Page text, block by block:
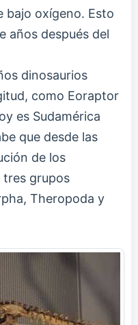
bajo oxígeno. Esto
años después del
dinosaurios
como Eoraptor
es Sudamérica
que desde las
de los
tres grupos
Theropoda y